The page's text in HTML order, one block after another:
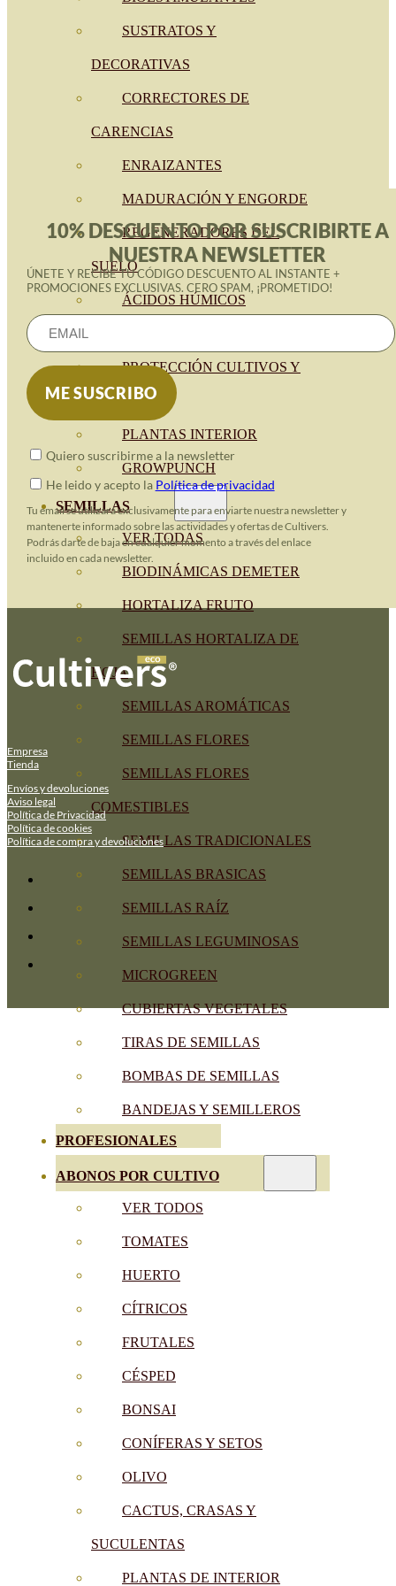
SUSTRATOS Y
DECORATIVAS
CORRECTORES DE
CARENCIAS
ENRAIZANTES
MADURACIÓN Y ENGORDE
REGENERADORES DEL
SUELO
ÁCIDOS HÚMICOS
PROTECCIÓN CULTIVOS Y
PLANTAS
PLANTAS INTERIOR
GROWPUNCH
SEMILLAS
VER TODAS
BIODINÁMICAS DEMETER
HORTALIZA FRUTO
SEMILLAS HORTALIZA DE
HOJA
SEMILLAS AROMÁTICAS
SEMILLAS FLORES
SEMILLAS FLORES
COMESTIBLES
SEMILLAS TRADICIONALES
SEMILLAS BRASICAS
SEMILLAS RAÍZ
SEMILLAS LEGUMINOSAS
MICROGREEN
CUBIERTAS VEGETALES
TIRAS DE SEMILLAS
BOMBAS DE SEMILLAS
BANDEJAS Y SEMILLEROS
PROFESIONALES
ABONOS POR CULTIVO
VER TODOS
TOMATES
HUERTO
CÍTRICOS
FRUTALES
CÉSPED
BONSAI
CONÍFERAS Y SETOS
OLIVO
CACTUS, CRASAS Y
SUCULENTAS
PLANTAS DE INTERIOR
10% DESCUENTO POR SUSCRIBIRTE A
NUESTRA NEWSLETTER
ÚNETE Y RECIBE TU CÓDIGO DESCUENTO AL INSTANTE +
PROMOCIONES EXCLUSIVAS. CERO SPAM, ¡PROMETIDO!
Quiero suscribirme a la newsletter
He leido y acepto la Política de privacidad
Tu email se utilizará exclusivamente para enviarte nuestra newsletter y
mantenerte informado sobre las actividades y ofertas de Cultivers.
Podrás darte de baja en cualquier momento a través del enlace
incluido en cada newsletter.
Empresa
Tienda
Envíos y devoluciones
Aviso legal
Política de Privacidad
Política de cookies
Política de compra y devoluciones